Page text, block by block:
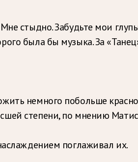
стыдно. Забудьте мои
была бы музыка. За
немного побольше
степени, по мнению
поглаживал их.